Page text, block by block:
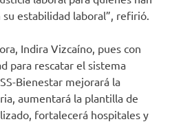
estabilidad laboral”, refirió.
Indira Vizcaíno, pues con
para rescatar el sistema
Bienestar mejorará la
aumentará la plantilla de
fortalecerá hospitales y